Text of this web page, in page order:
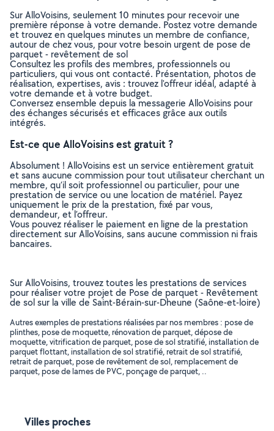
Sur AlloVoisins, seulement 10 minutes pour recevoir une
première réponse à votre demande. Postez votre demande
et trouvez en quelques minutes un membre de confiance,
autour de chez vous, pour votre besoin urgent de pose de
parquet - revêtement de sol
Consultez les profils des membres, professionnels ou
particuliers, qui vous ont contacté. Présentation, photos de
réalisation, expertises, avis : trouvez l'offreur idéal, adapté à
votre demande et à votre budget.
Conversez ensemble depuis la messagerie AlloVoisins pour
des échanges sécurisés et efficaces grâce aux outils
intégrés.
Est-ce que AlloVoisins est gratuit ?
Absolument ! AlloVoisins est un service entièrement gratuit
et sans aucune commission pour tout utilisateur cherchant un
membre, qu’il soit professionnel ou particulier, pour une
prestation de service ou une location de matériel. Payez
uniquement le prix de la prestation, fixé par vous,
demandeur, et l’offreur.
Vous pouvez réaliser le paiement en ligne de la prestation
directement sur AlloVoisins, sans aucune commission ni frais
bancaires.
Sur AlloVoisins, trouvez toutes les prestations de services
pour réaliser votre projet de Pose de parquet - Revêtement
de sol sur la ville de Saint-Bérain-sur-Dheune (Saône-et-loire)
Autres exemples de prestations réalisées par nos membres : pose de
plinthes, pose de moquette, rénovation de parquet, dépose de
moquette, vitrification de parquet, pose de sol stratifié, installation de
parquet flottant, installation de sol stratifié, retrait de sol stratifié,
retrait de parquet, pose de revêtement de sol, remplacement de
parquet, pose de lames de PVC, ponçage de parquet, ..
Villes proches